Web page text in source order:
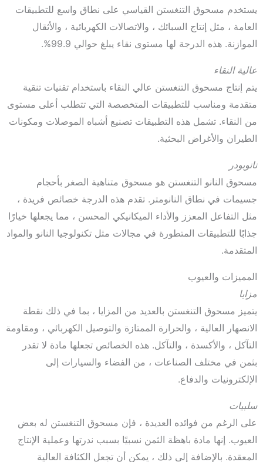
يستخدم مسحوق التنغستن القياسي على نطاق واسع للتطبيقات
العامة ، مثل إنتاج السبائك ، والاتصالات الكهربائية ، والأثقال
الموازنة. هذه الدرجة لها مستوى نقاء يبلغ حوالي 99.9%.
عالية النقاء
يتم إنتاج مسحوق التنغستن عالي النقاء باستخدام تقنيات تنقية
متقدمة ومناسب للتطبيقات المتخصصة التي تتطلب أعلى مستوى
من النقاء. تشمل هذه التطبيقات تصنيع أشباه الموصلات ومكونات
الطيران والأغراض البحثية.
نانوبودر
مسحوق النانو التنغستن هو مسحوق متناهية الصغر بأحجام
جسيمات في نطاق النانومتر. تقدم هذه الدرجة خصائص فريدة ،
مثل التفاعل المعزز والأداء الميكانيكي المحسن ، مما يجعلها خيارًا
جذابًا للتطبيقات المتطورة في مجالات مثل تكنولوجيا النانو والمواد
المتقدمة.
المميزات والعيوب
مزايا
يتميز مسحوق التنغستن بالعديد من المزايا ، بما في ذلك نقطة
الانصهار العالية ، والحرارة الممتازة والتوصيل الكهربائي ، ومقاومة
التآكل ، والأكسدة ، والتآكل. هذه الخصائص تجعلها مادة لا تقدر
بثمن في مختلف الصناعات ، من الفضاء والسيارات إلى
الإلكترونيات والدفاع.
سلبيات
على الرغم من فوائده العديدة ، فإن مسحوق التنغستن له بعض
العيوب. إنها مادة باهظة الثمن نسبيًا بسبب ندرتها وعملية الإنتاج
المعقدة. بالإضافة إلى ذلك ، يمكن أن تجعل الكثافة العالية